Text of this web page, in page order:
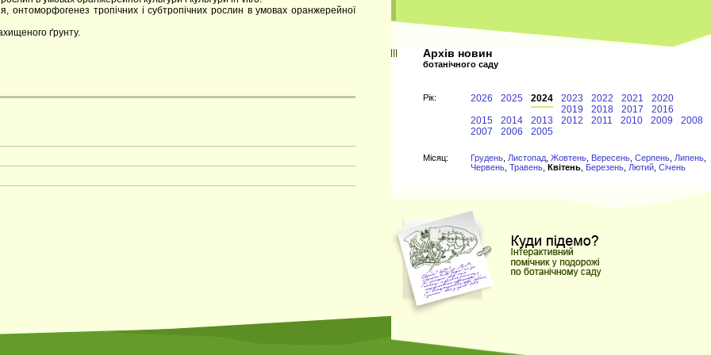
онтоморфогенез тропічних і субтропічних рослин в умовах оранжерейної
ґрунту.
Архів новин
ботанічного саду
Рiк: 2026 2025 2024 2023 2022 2021
2020
2019
2018 2017
2016
2015
2014 2013 2012 2011 2010 2009
2008
2007
2006 2005
Мiсяц: Грудень Листопад Жовтень Вересень Серпень Липень
Червень Травень Квітень Березень Лютий Січень